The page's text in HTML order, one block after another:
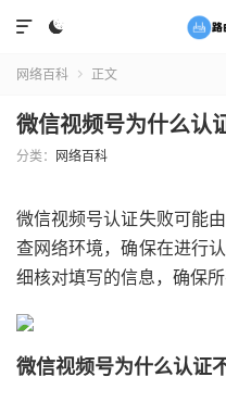


网络百科  正文
微信视频号为什么认
分类： 网络百科
微信视频号认证失败可能
查网络环境，确保在进行
细核对填写的信息，确保
微信视频号为什么认证